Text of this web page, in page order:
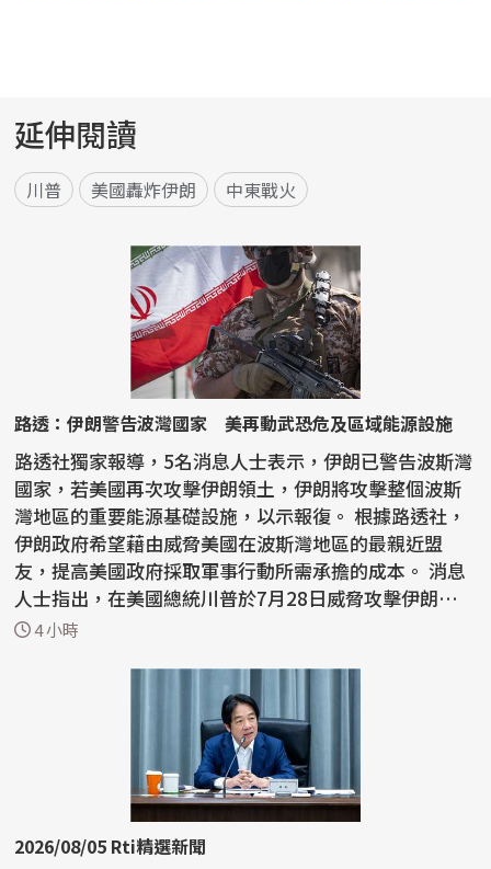
延伸閱讀
川普 美國轟炸伊朗 中東戰火
路透：伊朗警告波灣國家 美再動武恐危及區域能源設施
路透社獨家報導，5名消息人士表示，伊朗已警告波斯灣
國家，若美國再次攻擊伊朗領土，伊朗將攻擊整個波斯
灣地區的重要能源基礎設施，以示報復。 根據路透社，
伊朗政府希望藉由威脅美國在波斯灣地區的最親近盟
友，提高美國政府採取軍事行動所需承擔的成本。 消息
人士指出，在美國總統川普於7月28日威脅攻擊伊朗能源
網絡...
4 小時
2026/08/05 Rti精選新聞